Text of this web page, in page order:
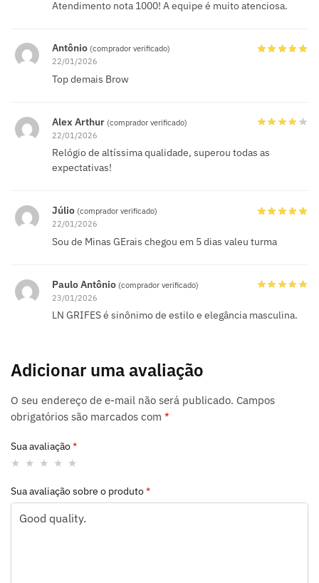
Atendimento nota 1000! A equipe é muito atenciosa.
Antônio (comprador verificado)
22/01/2026
Top demais Brow
Alex Arthur (comprador verificado)
22/01/2026
Relógio de altíssima qualidade, superou todas as
expectativas!
Júlio (comprador verificado)
22/01/2026
Sou de Minas GErais chegou em 5 dias valeu turma
Paulo Antônio (comprador verificado)
23/01/2026
LN GRIFES é sinônimo de estilo e elegância masculina.
Adicionar uma avaliação
O seu endereço de e-mail não será publicado. Campos
obrigatórios são marcados com *
Sua avaliação*
Sua avaliação sobre o produto*